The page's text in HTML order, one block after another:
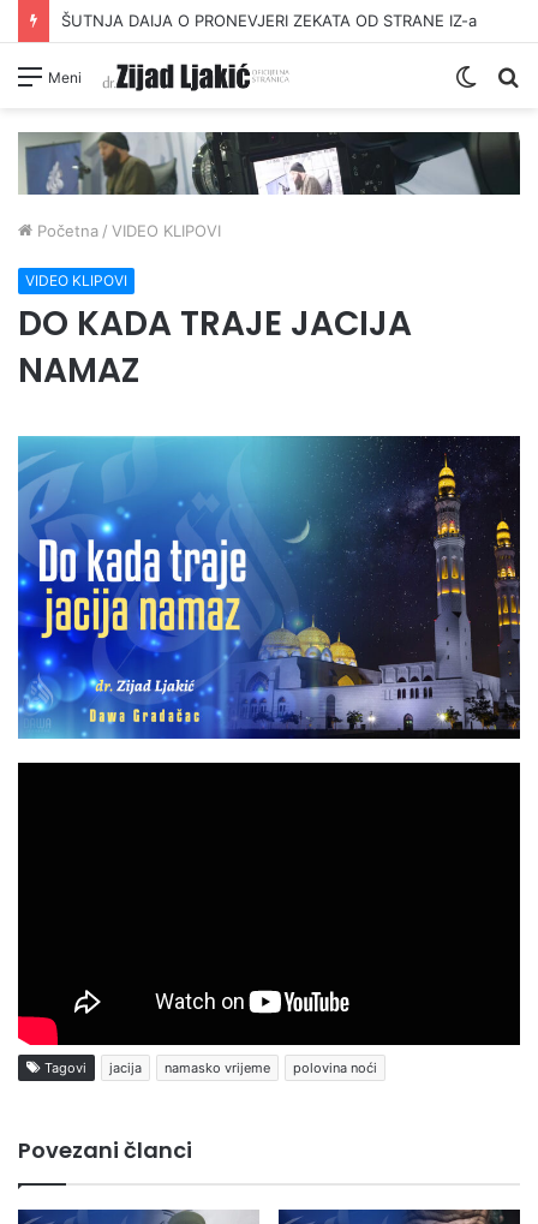
ŠUTNJA DAIJA O PRONEVJERI ZEKATA OD STRANE IZ-a
Meni
Switch
Početna / VIDEO KLIPOVI
VIDEO KLIPOVI
DO KADA TRAJE JACIJA
NAMAZ
Tagovi jacija namasko vrijeme polovina noći
Povezani članci